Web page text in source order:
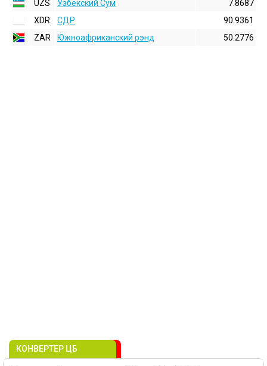
UZS
Узбекский Сум
7.8687
XDR
СДР
90.9361
ZAR
Южноафриканский рэнд 50.2776
КОНВЕРТЕР ЦБ